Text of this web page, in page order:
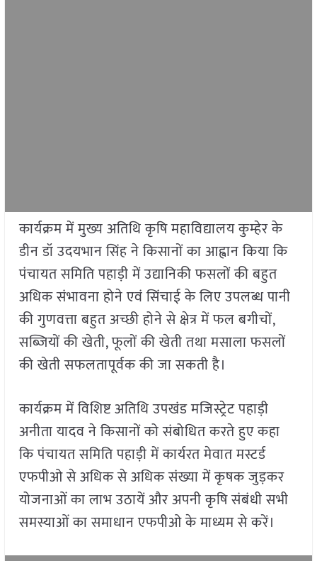
कार्यक्रम में मुख्य अतिथि कृषि महाविद्यालय कुम्हेर के
डीन डॉ उदयभान सिंह ने किसानों का आह्वान किया कि
पंचायत समिति पहाड़ी में उद्यानिकी फसलों की बहुत
अधिक संभावना होने एवं सिंचाई के लिए उपलब्ध पानी
की गुणवत्ता बहुत अच्छी होने से क्षेत्र में फल बगीचों,
सब्जियों की खेती, फूलों की खेती तथा मसाला फसलों
की खेती सफलतापूर्वक की जा सकती है।
कार्यक्रम में विशिष्ट अतिथि उपखंड मजिस्ट्रेट पहाड़ी
अनीता यादव ने किसानों को संबोधित करते हुए कहा
कि पंचायत समिति पहाड़ी में कार्यरत मेवात मस्टर्ड
एफपीओ से अधिक से अधिक संख्या में कृषक जुड़कर
योजनाओं का लाभ उठायें और अपनी कृषि संबंधी सभी
समस्याओं का समाधान एफपीओ के माध्यम से करें।